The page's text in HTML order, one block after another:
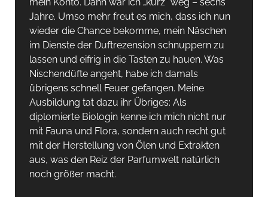
Jahre. Umso mehr freut es mich, dass ich nun
wieder die Chance bekomme, mein Näschen
im Dienste der Duftrezension schnuppern zu
lassen und eifrig in die Tasten zu hauen. Was
Nischendüfte angeht, habe ich damals
übrigens schnell Feuer gefangen. Meine
Ausbildung tat dazu ihr Übriges: Als
diplomierte Biologin kenne ich mich nicht nur
mit Fauna und Flora, sondern auch recht gut
mit der Herstellung von Ölen und Extrakten
aus, was den Reiz der Parfumwelt natürlich
noch größer macht.